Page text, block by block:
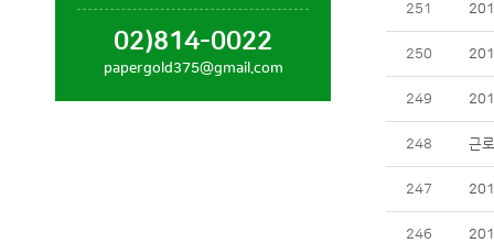
02)814-0022
papergold375@gmail.com
251
250
249
248 근
247
246